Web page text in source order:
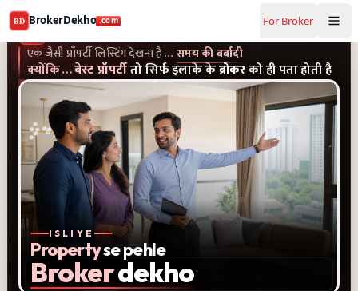
BD BrokerDekho .com For Broker
Buy and rent property in Ghaziabad — mobile-verified
BrokerDekho
एक जैसी प्रॉपर्टी लिस्टिंग देखना है… समय की बर्बादी
क्योंकि…बेस्ट प्रॉपर्टीतो सिर्फ इलाके केब्रोकरको ही पता होती है
एक जैसी प्रॉपर्टी लिस्टिंग और पुराने विज्ञापन देखना है...समय की बर्बादी
ISLIYE
Propertyse pehle
Brokerdekho